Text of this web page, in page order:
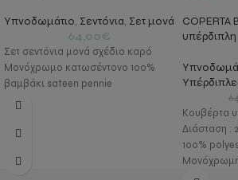
Υπνοδωμάτιο, Σεντόνια, Σετ μονά
64,00€
Σετ σεντόνια μονά σχέδιο καρό
Μονόχρωμο κατωσέντονο 100%
βαμβάκι sateen pennie
COPERTA
υπέρδιπλη
Κουβέρτα
Διάσταση :
100%
Μονόχρωμη